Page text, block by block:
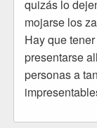
quizás lo
mojarse los
Hay que
presentarse
personas a